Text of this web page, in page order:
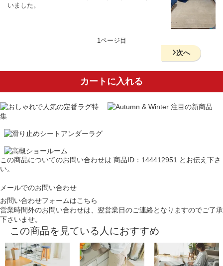
いました。
1ページ目
次へ
カートに入れる
この商品についてのお問い合わせは 商品ID：144412951 とお伝え下さ
い。
メールでのお問い合わせ
お問い合わせフォームはこちら
営業時間外のお問い合わせは、翌営業日のご連絡となりますのでご了承
下さいませ。
この商品を見ている人におすすめ